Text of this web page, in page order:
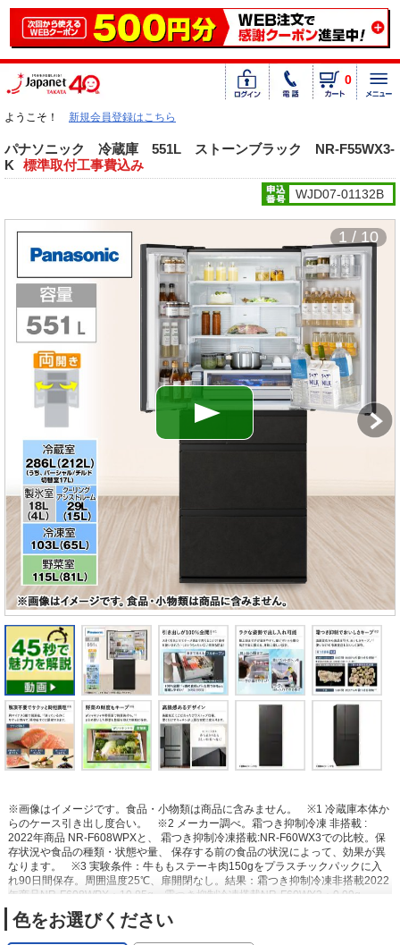
0
ようこそ！ 新規会員登録はこちら
パナソニック 冷蔵庫 551L ストーンブラック NR-F55WX3-
K
標準取付工事費込み
WJD07-01132B
1 / 10
※画像はイメージです。食品・小物類は商品に含みません。
※1 冷蔵庫本体か
らのケース引き出し度合い。
※2 メーカー調べ。霜つき抑制冷凍 非搭載 :
2022年商品 NR-F608WPXと、 霜つき抑制冷凍搭載:NR-F60WX3での比較。保
存状況や食品の種類・状態や量、 保存する前の食品の状況によって、効果が異
なります。
※3 実験条件：牛ももステーキ肉150gをプラスチックパックに入
れ90日間保存。周囲温度25℃、扉開閉なし。結果：霜つき抑制冷凍非搭載2022
年商品NR-F608WPX：10.85g、霜つき抑制冷凍搭載NR-F60WX3：0.99g。
※4 実験条件：牛ももステーキ肉150gをプラスチックパックに入れ14日間保
存。周囲温度25℃、扉開閉なし。結果：霜つき抑制運転なし2022年商品NR-
色をお選びください